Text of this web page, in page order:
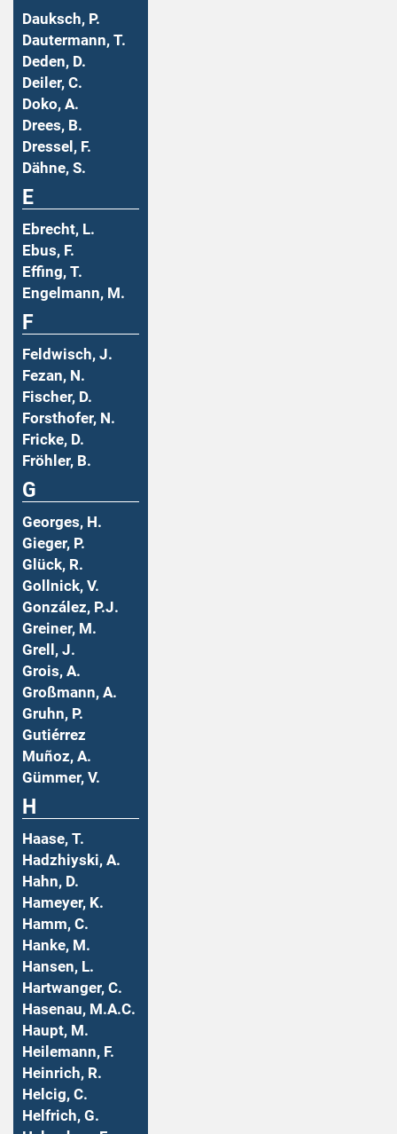
Dauksch, P.
Dautermann, T.
Deden, D.
Deiler, C.
Doko, A.
Drees, B.
Dressel, F.
Dähne, S.
E
Ebrecht, L.
Ebus, F.
Effing, T.
Engelmann, M.
F
Feldwisch, J.
Fezan, N.
Fischer, D.
Forsthofer, N.
Fricke, D.
Fröhler, B.
G
Georges, H.
Gieger, P.
Glück, R.
Gollnick, V.
González, P.J.
Greiner, M.
Grell, J.
Grois, A.
Großmann, A.
Gruhn, P.
Gutiérrez
Muñoz, A.
Gümmer, V.
H
Haase, T.
Hadzhiyski, A.
Hahn, D.
Hameyer, K.
Hamm, C.
Hanke, M.
Hansen, L.
Hartwanger, C.
Hasenau, M.A.C.
Haupt, M.
Heilemann, F.
Heinrich, R.
Helcig, C.
Helfrich, G.